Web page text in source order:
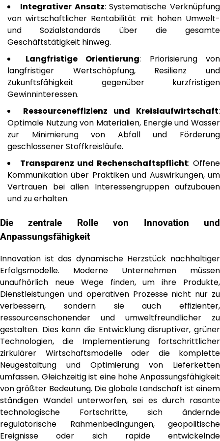
Integrativer Ansatz: Systematische Verknüpfung
von wirtschaftlicher Rentabilität mit hohen Umwelt-
und Sozialstandards über die gesamte
Geschäftstätigkeit hinweg.
Langfristige Orientierung: Priorisierung von
langfristiger Wertschöpfung, Resilienz und
Zukunftsfähigkeit gegenüber kurzfristigen
Gewinninteressen.
Ressourceneffizienz und Kreislaufwirtschaft:
Optimale Nutzung von Materialien, Energie und Wasser
zur Minimierung von Abfall und Förderung
geschlossener Stoffkreisläufe.
Transparenz und Rechenschaftspflicht: Offene
Kommunikation über Praktiken und Auswirkungen, um
Vertrauen bei allen Interessengruppen aufzubauen
und zu erhalten.
Die zentrale Rolle von Innovation und
Anpassungsfähigkeit
Innovation ist das dynamische Herzstück nachhaltiger
Erfolgsmodelle. Moderne Unternehmen müssen
unaufhörlich neue Wege finden, um ihre Produkte,
Dienstleistungen und operativen Prozesse nicht nur zu
verbessern, sondern sie auch effizienter,
ressourcenschonender und umweltfreundlicher zu
gestalten. Dies kann die Entwicklung disruptiver, grüner
Technologien, die Implementierung fortschrittlicher
zirkulärer Wirtschaftsmodelle oder die komplette
Neugestaltung und Optimierung von Lieferketten
umfassen. Gleichzeitig ist eine hohe Anpassungsfähigkeit
von größter Bedeutung. Die globale Landschaft ist einem
ständigen Wandel unterworfen, sei es durch rasante
technologische Fortschritte, sich ändernde
regulatorische Rahmenbedingungen, geopolitische
Ereignisse oder sich rapide entwickelnde